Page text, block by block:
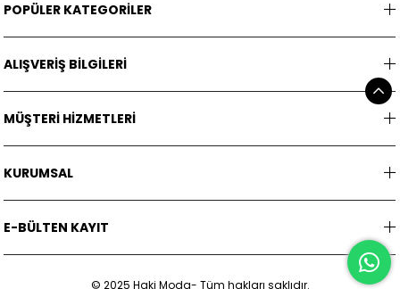
POPÜLER KATEGORİLER
ALIŞVERİŞ BİLGİLERİ
MÜŞTERİ HİZMETLERİ
KURUMSAL
E-BÜLTEN KAYIT
© 2025 Haki Moda- Tüm hakları saklıdır.